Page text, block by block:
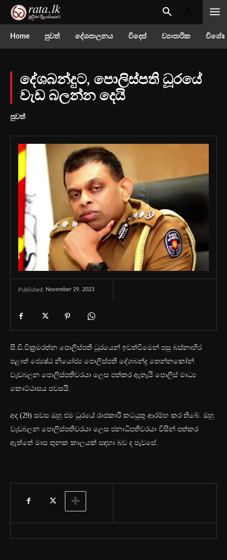
Home පුවත් දේශපාලනය විදෙස් ව්‍යාපාරික
දේශබන්දුට, පොලිස්පති ධූරයේ
වැඩ බලන්න දෙයි
පුවත්
Published: November 29, 2023
සී.ඩී.වික්‍රමරත්න පොලිස්පති ධූරයෙන් ඉවත්වීමෙන් පසු බස්නාහිර
පළාත් ජ්‍යෙෂ්ඨ නියෝජ්‍ය පොලිස්පති දේශබන්දු තෙන්නකෝන්
වැඩබලන පොලිස්පතිවරයා ලෙස පත්කර ඇතැයි පොලිස් මාධ්‍ය
කොට්ඨාසය පවසයි.
අද (29) සවස ඔහු එම ධූරයේ රාජකාරී කටයුතු ආරම්භ කර තිබේ. ඔහු
වැඩබලන පොලිස්පතිවරයා ලෙස ජනාධිපතිවරයා විසින් පත්කර
ඇත්තේ මාස තුනක කාලයක් සඳහා බව ද පැවසේ.